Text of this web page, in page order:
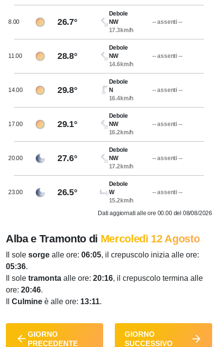
8.00 26.7°
Debole
NW
17.3km/h
-- assenti --
11.00 28.8°
Debole
NW
14.6km/h
-- assenti --
14.00 29.8°
Debole
N
16.4km/h
-- assenti --
17.00 29.1°
Debole
NW
16.2km/h
-- assenti --
20.00 27.6°
Debole
NW
17.2km/h
-- assenti --
23.00 26.5°
Debole
W
15.2km/h
-- assenti --
Dati aggiornati alle ore 00.00 del 08/08/2026
Alba e Tramonto di Mercoledì 12 Agosto
Il sole sorge alle ore: 06:05, il crepuscolo inizia alle ore:
05:36.
Il sole tramonta alle ore: 20:16, il crepuscolo termina alle
ore: 20:46.
Culmine è alle ore: 13:11.
GIORNO
PRECEDENTE
GIORNO
SUCCESSIVO